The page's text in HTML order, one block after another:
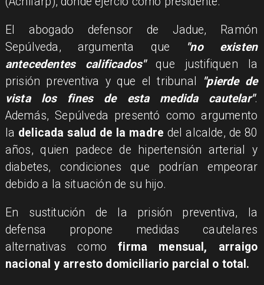
El abogado defensor de Jadue, Ramón
Sepúlveda, argumenta que
"no existen
antecedentes calificados"que justifiquen la
prisión preventiva y que el tribunal
"pierde de
vista los fines de esta medida cautelar".
Además, Sepúlveda presentó como argumento
la delicada salud de la madre del alcalde, de 80
años, quien padece de hipertensión arterial y
diabetes, condiciones que podrían empeorar
debido a la situación de su hijo.
En sustitución de la prisión preventiva, la
defensa propone medidas cautelares
alternativas comofirma mensual, arraigo
nacional y arresto domiciliario parcial o total.